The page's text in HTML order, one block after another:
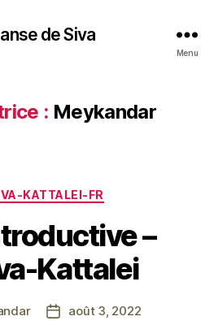
de Siva
Menu
: Meykandar
Catégories
KATTALEI-FR
–
Kattalei
Dateaoût 3, 2022